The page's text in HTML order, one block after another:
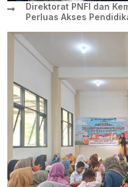
Direktorat PNFI dan
Perluas Akses